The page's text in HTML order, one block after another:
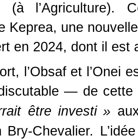
(à l’Agriculture).
Keprea, une
en 2024, dont il est
l’Obsaf et l’Onei
— de
être investi »
Bry-Chevalier.